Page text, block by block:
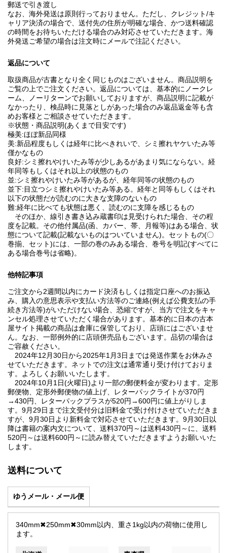
郵送で引き渡し
なお、海外発送は原則行っておりません。ただし、クレジット/キ
ャリア決済の場合で、送付先の住所が明確な場合、かつ送料確認
の時間をお待ちいただける場合のみ対応させていただきます。海
外発送ご希望の場合は注文時にメールで注記ください。
返品について
取扱商品が古書となり全く同じものはございません。商品説明を
ご覧の上でご注文ください。返品については、基本的にノークレ
ーム、ノーリターンでお願いしておりますが、商品説明に記載が
なかったり、検品時に見落としがあった場合のみ返品返金等も含
めお客様とご相談させていただきます。
※状態・商品説明(あくまで目安です)
極美:ほぼ新品同様
美:新品程度もしくは経年に比べきれいで、シミ擦れヤケいたみ等
僅かなもの
良好:シミ擦れやけいたみ等が少しあるがあまり気にならない。経
年同等もしくはそれ以上の状態のもの
並:シミ擦れやけいたみ等があるが、経年同等の状態のもの
並下:目立つシミ擦れやけいたみ等ある。経年と同等もしくはそれ
以下の状態だが読むのに大きな支障のないもの
難:経年に比べても状態は悪く、読むのに支障を感じるもの
そのほか、線引き書き込み蔵書印は見受けられた場合、その程
度を記載。その他付属品(函、カバー、帯、月報等)はある場合、状
態について記載(記載ないものはついていません)。セットもの(〇
巻揃、セット)には、一部の巻のみある場合、巻号を明記(すべてに
ある場合巻号は省略)。
他特記事項
ご注文から2週間以内にカード決済もしくは指定口座へのお振込
み、購入の意思表示や支払い方法等のご連絡(例えば公費支払の手
続き方法等)がいただけない場合、恐縮ですが、当方で注文をキャ
ンセル処理させていただく場合があります。基本的に日本の古本
屋サイト掲載の商品は倉庫に保管しており、店頭にはございませ
ん。なお、一部例外的に店頭併売品もございます。品切の場合は
ご容赦ください。
2024年12月30日から2025年1月3日までは発送作業をお休みさ
せていただきます。ネットでの注文は通常通り受け付けておりま
す。よろしくお願いいたします。
2024年10月1日(火曜日)より一部の郵便料金が変わります。定形
郵便物、定形外郵便物の値上げ、レターパックライトが370円
→430円、レターパックプラスが520円→600円に値上がりしま
す。9月29日まで注文受付分は旧料金で受け付けさせていただきま
すが、9月30日より新料金で対応させていただきます。9月30日以
降は書籍の案内文について、送料370円～は送料430円～に、送料
520円～は送料600円～に読み替えていただきますようお願いいた
します。
送料について
ゆうメール・メール便
340mm✖250mm✖30mm以内、重さ1kg以内の荷物に使用し
ます。